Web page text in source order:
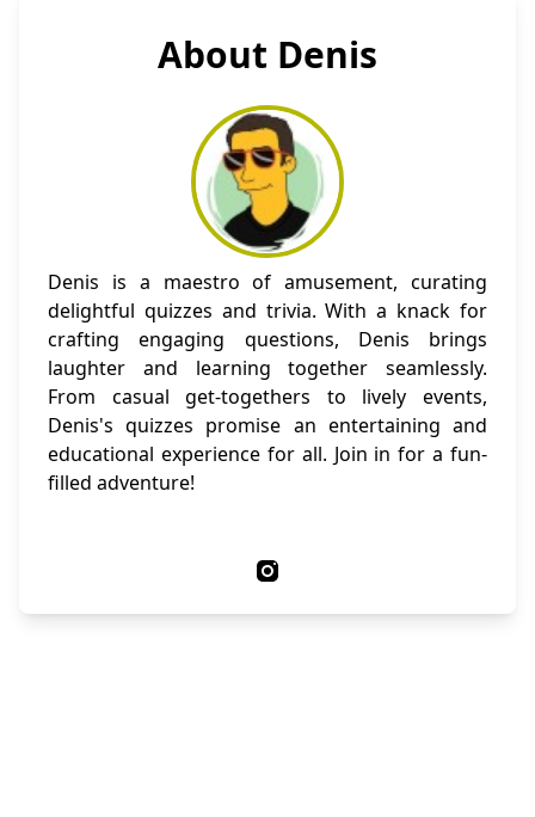
About Denis
Denis is a maestro of amusement, curating
delightful quizzes and trivia. With a knack for
crafting engaging questions, Denis brings
laughter and learning together seamlessly.
From casual get-togethers to lively events,
Denis's quizzes promise an entertaining and
educational experience for all. Join in for a fun-
filled adventure!